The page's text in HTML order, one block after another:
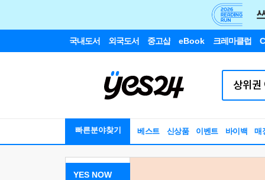
국내도서 외국도서 중고샵 eBook 크레마클럽
빠른분야찾기 베스트 신상품 이벤트 바이백 매
YES NOW